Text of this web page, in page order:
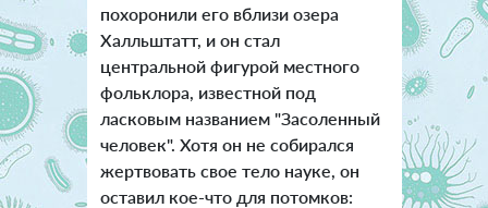
похоронили его вблизи озера
Халльштатт, и он стал
центральной фигурой местного
фольклора, известной под
ласковым названием "Засоленный
человек". Хотя он не собирался
жертвовать свое тело науке, он
оставил кое-что для потомков: